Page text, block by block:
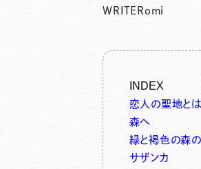
WRITER omi
INDEX
恋人の聖地とは
森へ
緑と褐色の森
サザンカ